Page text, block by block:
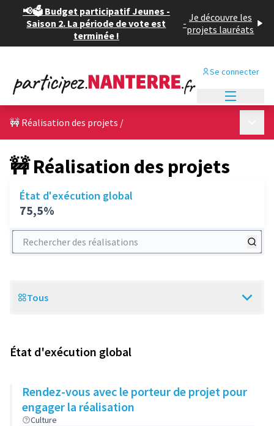
📢🗳️ Budget participatif Jeunes -
Saison 2. La période de vote est
terminée !
- Je découvre les
projets lauréats
Se connecter
🚧 Réalisation des projets /
🚧 Réalisation des projets
État d'exécution global
75,5%
Rechercher des réalisations
Scope
Tous
État d'exécution global
Rendez-vous avec le porteur de projet pour
engager la réalisation
Culture